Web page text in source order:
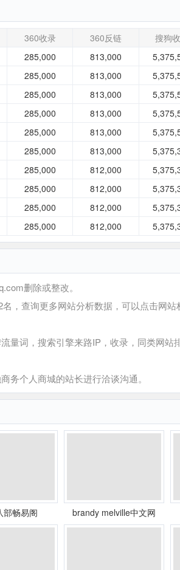
360收录 360反链 搜狗
285,000 813,000
285,000 813,000
285,000 813,000
285,000 813,000
285,000 813,000
285,000 813,000
285,000 812,000
285,000 812,000
285,000 812,000
285,000 812,000
删除或整改。
查询更多网站分析数据，可以点击网站
词，搜索引擎来路IP，收录，同类网站
个人商城的站长进行洽谈沟通。
部畅易阁 brandy melville中文网